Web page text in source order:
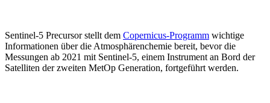
Sentinel-5 Precursor stellt dem Copernicus-Programm wichtige
Informationen über die Atmosphärenchemie bereit, bevor die
Messungen ab 2021 mit Sentinel-5, einem Instrument an Bord der
Satelliten der zweiten MetOp Generation, fortgeführt werden.